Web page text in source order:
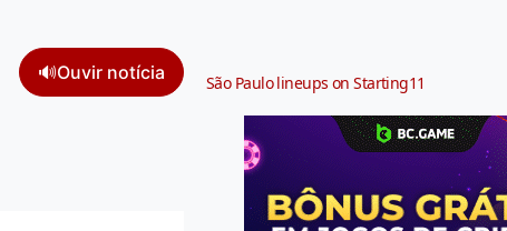
🔊Ouvir notícia São Paulo lineups on Starting11